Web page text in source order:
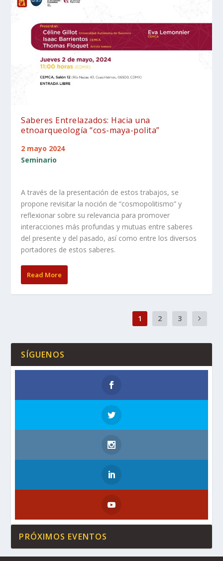
Saberes Entrelazados: Hacia una
etnoarqueología “cos-maya-polita”
2 mayo 2024
Seminario
A través de la presentación de estos trabajos, se
propone revisitar la noción de “cosmopolitismo” y
reflexionar sobre su relevancia para promover
interacciones más profundas y mutuas entre saberes
del presente y del pasado, así como entre los diversos
portadores de estos saberes.
Read More
1 2 3
SÍGUENOS
PRÓXIMOS EVENTOS